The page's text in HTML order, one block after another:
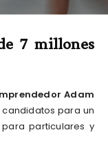
7 millones
Adam
para un
particulares y